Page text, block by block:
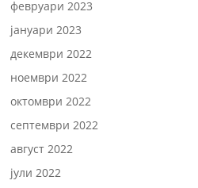
февруари 2023
јануари 2023
декември 2022
ноември 2022
октомври 2022
септември 2022
август 2022
јули 2022